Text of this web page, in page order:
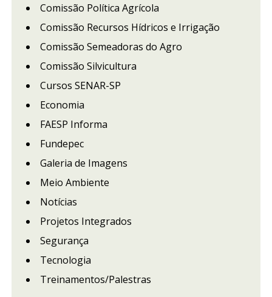
Comissão Política Agrícola
Comissão Recursos Hídricos e Irrigação
Comissão Semeadoras do Agro
Comissão Silvicultura
Cursos SENAR-SP
Economia
FAESP Informa
Fundepec
Galeria de Imagens
Meio Ambiente
Notícias
Projetos Integrados
Segurança
Tecnologia
Treinamentos/Palestras